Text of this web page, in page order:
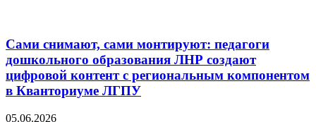
Сами снимают, сами монтируют: педагоги
дошкольного образования ЛНР создают
цифровой контент с региональным компонентом
в Кванториуме ЛГПУ​
05.06.2026